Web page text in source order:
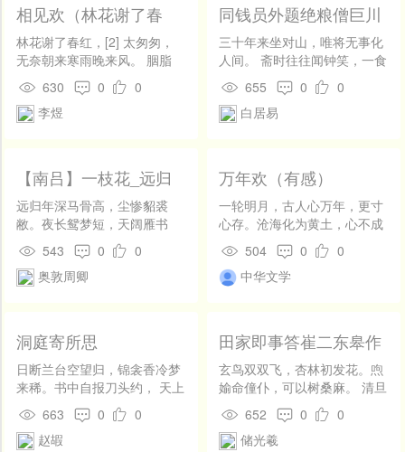
相见欢（林花谢了春
红）
林花谢了春红，[2] 太匆匆，
无奈朝来寒雨晚来风。 胭脂
泪，[3] 相留醉， 几时重，[4]
自是人生长恨水长东。
630 0
0
李煜
同钱员外题绝粮僧巨川
三十年来坐对山，唯将无事化
人间。 斋时往往闻钟笑，一食
何如不食闲。
655 0
0
白居易
【南吕】一枝花_远归
年深马
远归年深马骨高，尘惨貂裘
敝。夜长鸳梦短，天阔雁书
迟。急觅归期，不索寻名利。
归心紧归去疾，恨不得袅断鞭
梢，岂避千山万水！【梁州】
见庭闲小院，门掩昏闺，碧纱
窗悄，斑竹帘垂。将个栊门儿
款款轻推，把一个可喜娘脸儿
班回。急惊列半晌荒唐，慢朦
腾十分认得，呆答孩似醉如
痴！又嗔，又喜。共携素手归
兰舍，半含笑半擎泪。些儿春
543 0
0
奥敦周卿
万年欢（有感）
一轮明月，古人心万年，更寸
心存。沧海化为黄土，心不成
尘。杳杳兴亡成败，满乾坤、
未见知音。抚阑干、欲唤英
魂，沈沈又没人应。 无聊＿枕
倾。不觉霜风敲竹，睡觉来、
海与愁深。拂袖去，塞北河
西，红尘陌上寻人。
504 0
0
中华文学
洞庭寄所思
日断兰台空望归，锦衾香冷梦
来稀。书中自报刀头约， 天上
三看破镜飞。孤浪谩疑红脸
笑，轻云忽似舞罗衣。 遥知不
语坐相忆，寂寞洞房寒烛微。
663 0
0
赵嘏
田家即事答崔二东皋作
四首
玄鸟双双飞，杏林初发花。喣
媮命僮仆，可以树桑麻。 清旦
理犁锄，日入未还家。 有客山
中至，言传故人讯。荡漾敷远
情，飘飖吐清韵。 猗欤春皋
652 0
0
储光羲